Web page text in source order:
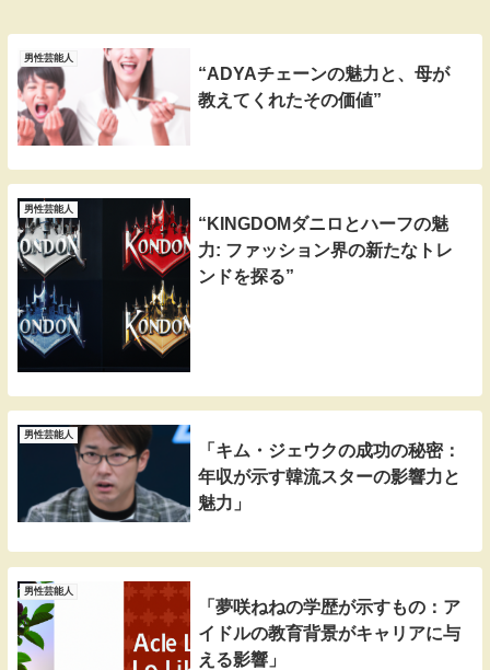
男性芸能人
“ADYAチェーンの魅力と、母が
教えてくれたその価値”
男性芸能人
“KINGDOMダニロとハーフの魅
力: ファッション界の新たなトレ
ンドを探る”
男性芸能人
「キム・ジェウクの成功の秘密：
年収が示す韓流スターの影響力と
魅力」
男性芸能人
「夢咲ねねの学歴が示すもの：ア
イドルの教育背景がキャリアに与
える影響」